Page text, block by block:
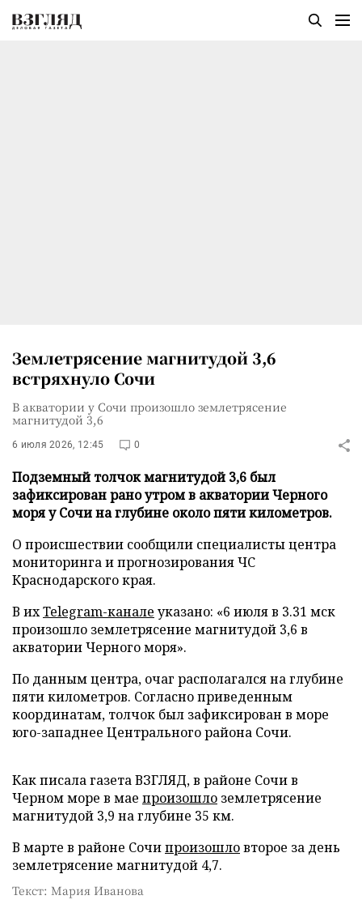
Землетрясение магнитудой 3,6
встряхнуло Сочи
В акватории у Сочи произошло землетрясение
магнитудой 3,6
6 июля 2026, 12:45 0
Подземный толчок магнитудой 3,6 был
зафиксирован рано утром в акватории Черного
моря у Сочи на глубине около пяти километров.
О происшествии сообщили специалисты центра
мониторинга и прогнозирования ЧС
Краснодарского края.
В ихTelegram-канале указано: «6 июля в 3.31 мск
произошло землетрясение магнитудой 3,6 в
акватории Черного моря».
По данным центра, очаг располагался на глубине
пяти километров. Согласно приведенным
координатам, толчок был зафиксирован в море
юго-западнее Центрального района Сочи.
Как писала газета ВЗГЛЯД, в районе Сочи в
Черном море в мае произошло землетрясение
магнитудой 3,9 на глубине 35 км.
В марте в районе Сочипроизошловторое за день
землетрясение магнитудой 4,7.
Текст: Мария Иванова